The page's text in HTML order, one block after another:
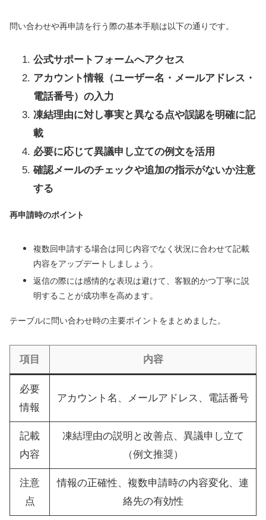
問い合わせや再申請を行う際の基本手順は以下の通りです。
公式サポートフォームへアクセス
アカウント情報（ユーザー名・メールアドレス・
電話番号）の入力
凍結理由に対し事実と異なる点や誤認を明確に記
載
必要に応じて異議申し立ての例文を活用
確認メールのチェックや追加の指示がないか注意
する
再申請時のポイント
複数回申請する場合は同じ内容でなく状況に合わせて記載
内容をアップデートしましょう。
返信の際には感情的な表現は避けて、客観的かつ丁寧に説
明することが成功率を高めます。
テーブルに問い合わせ時の主要ポイントをまとめました。
項目 内容
必要
情報
アカウント名、メールアドレス、電話番号
記載
内容
凍結理由の説明と改善点、異議申し立て
（例文推奨）
注意
点
情報の正確性、複数申請時の内容変化、連
絡先の有効性